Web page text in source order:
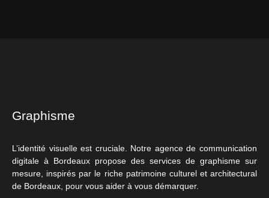
Graphisme
L’identité visuelle est cruciale. Notre agence de communication
digitale à Bordeaux propose des services de graphisme sur
mesure, inspirés par le riche patrimoine culturel et architectural
de Bordeaux, pour vous aider à vous démarquer.